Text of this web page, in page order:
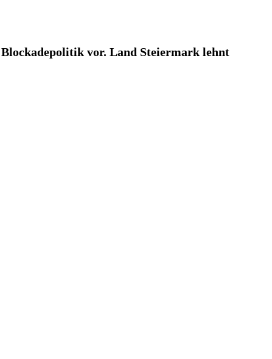
vor. Land Steiermark lehnt